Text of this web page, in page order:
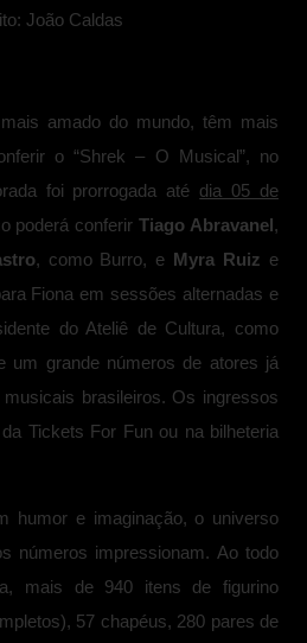
João Caldas
amado do mundo, têm mais
o “Shrek – O Musical”, no
foi prorrogada até dia 05 de
poderá conferirTiago Abravanel ,
, como Burro, e Myra Ruiz e
Fiona em sessões alternadas e
do Ateliê de Cultura, como
um grande números de atores já
brasileiros. Os ingressos
Tickets For Fun ou na bilheteria
humor e imaginação, o universo
números impressionam. Ao todo
mais de 940 itens de figurino
57 chapéus, 280 pares de